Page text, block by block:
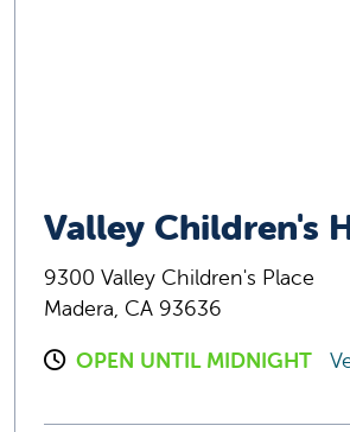
Valley Children's
9300 Valley Children's Place
Madera, CA 93636
OPEN UNTIL MIDNIGHT